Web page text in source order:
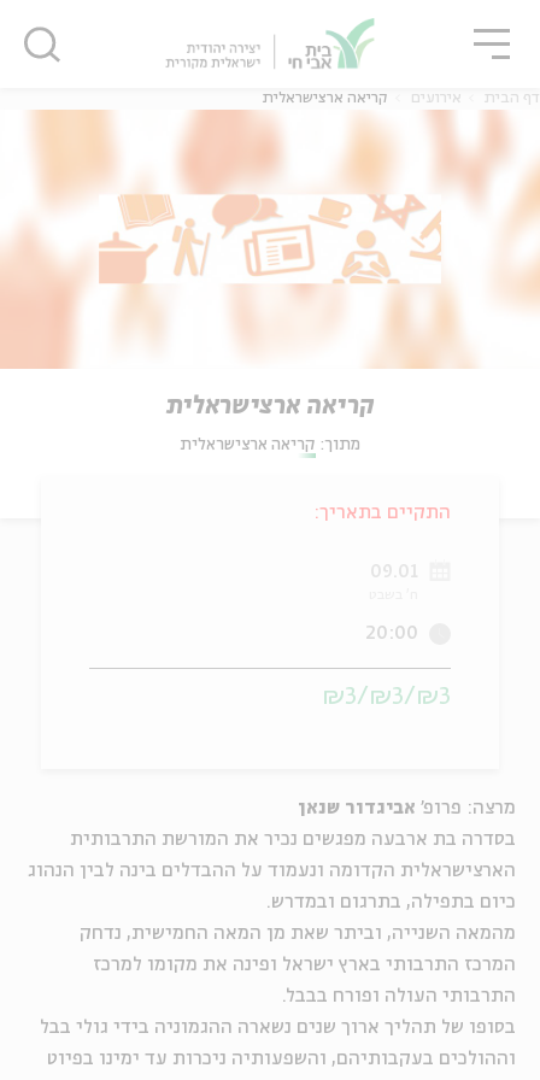
דף הבית אירועים קריאה ארצישראלית
קריאה ארצישראלית
מתוך: קריאה ארצישראלית
מרצה: פרופ' אביגדור שנאן
בסדרה בת ארבעה מפגשים נכיר את המורשת התרבותית
הארצישראלית הקדומה ונעמוד על ההבדלים בינה לבין הנהוג
כיום בתפילה, בתרגום ובמדרש.
מהמאה השנייה, וביתר שאת מן המאה החמישית, נדחק
המרכז התרבותי בארץ ישראל ופינה את מקומו למרכז
התרבותי העולה ופורח בבבל.
בסופו של תהליך ארוך שנים נשארה ההגמוניה בידי גולי בבל
וההולכים בעקבותיהם, והשפעותיה ניכרות עד ימינו בפיוט
התקיים בתאריך:
09.01
20:00
₪3/₪3/₪3
סגור